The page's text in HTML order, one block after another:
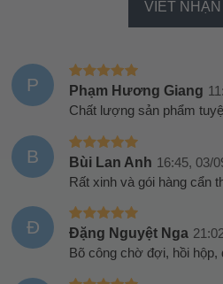
VIẾT
P Phạm Hương Giang
Chất lượng sản phẩm
B Bùi Lan Anh 16:45, 03/
Rất xinh và gói hàng cẩn
Đ Đặng Nguyệt Nga
Bõ công chờ đợi, hồi hộp,